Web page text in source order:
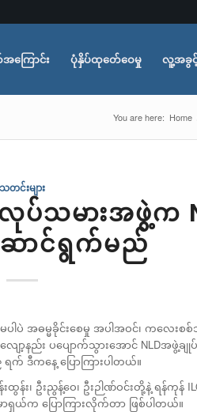
ကြောင်း ပုံနှိပ်ထုတ်ေဝေမှု လူ့အခွင့်
You are here: Home
သတင်းများ
သမားအဖွဲ့က
ဆောင်ရွက်မည်
ပဲ အဓမ္မခိုင်းစေမှု အပါအဝင်၊ ကလေးစစ်
နည်း ပပျောက်သွားအောင် NLDအဖွဲ့ချုပ်
ဒီကနေ့ ပြောကြားပါတယ်။
ထွန်း၊ ဦးညွန့်ဝေ၊ ဦးဉါဏ်ဝင်းတို့နဲ့ ရန်ကုန်
ာရှယ်က ပြောကြားလိုက်တာ ဖြစ်ပါတယ်။